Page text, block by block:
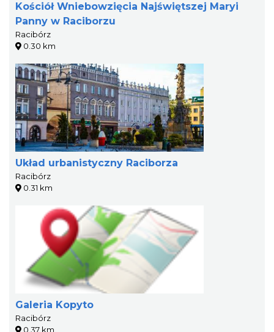
Kościół Wniebowzięcia Najświętszej Maryi
Panny w Raciborzu
Racibórz
0.30 km
Układ urbanistyczny Raciborza
Racibórz
0.31 km
Galeria Kopyto
Racibórz
0.37 km